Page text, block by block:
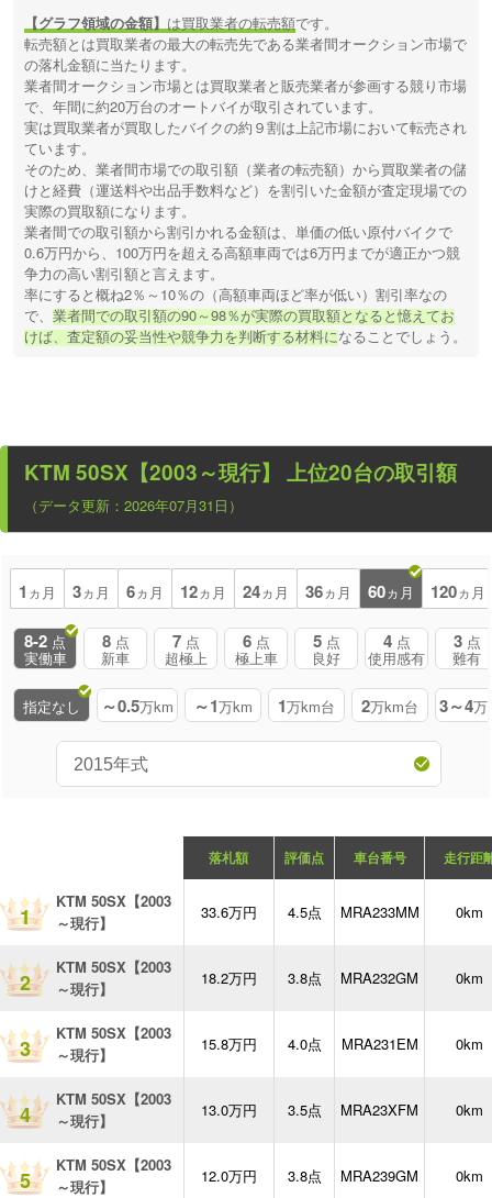
【グラフ領域の金額】 は買取業者の転売額です。
転売額とは買取業者の最大の転売先である業者間オークション市場で
の落札金額に当たります。
業者間オークション市場とは買取業者と販売業者が参画する競り市場
で、年間に約20万台のオートバイが取引されています。
実は買取業者が買取したバイクの約９割は上記市場において転売され
ています。
そのため、業者間市場での取引額（業者の転売額）から買取業者の儲
けと経費（運送料や出品手数料など）を割引いた金額が査定現場での
実際の買取額になります。
業者間での取引額から割引かれる金額は、単価の低い原付バイクで
0.6万円から、100万円を超える高額車両では6万円までが適正かつ競
争力の高い割引額と言えます。
率にすると概ね2％～10％の（高額車両ほど率が低い）割引率なの
で、業者間での取引額の90～98％が実際の買取額となると憶えてお
けば、査定額の妥当性や競争力を判断する材料になることでしょう。
KTM 50SX【2003～現行】 上位20台の取引額
（データ更新：2026年07月31日）
1 ヵ月 3ヵ月 6ヵ月 12ヵ月 24ヵ月 36ヵ月 60ヵ月 120ヵ月
8-2 点
実働車
8 点
新車
7 点
超極上
6 点
極上車
5 点
良好
4 点
使用感有
3 点
難有
指定なし ～0.5万km ～1万km 1万km台 2万km台 3～4万
落札額 評価点 車台番号 走行距
1
KTM 50SX【2003
～現行】
33.6万円 4.5点 MRA233MM 0km
2
KTM 50SX【2003
～現行】
18.2万円 3.8点 MRA232GM 0km
3
KTM 50SX【2003
～現行】
15.8万円 4.0点 MRA231EM 0km
4
KTM 50SX【2003
～現行】
13.0万円 3.5点 MRA23XFM 0km
5
KTM 50SX【2003
～現行】
12.0万円 3.8点 MRA239GM 0km